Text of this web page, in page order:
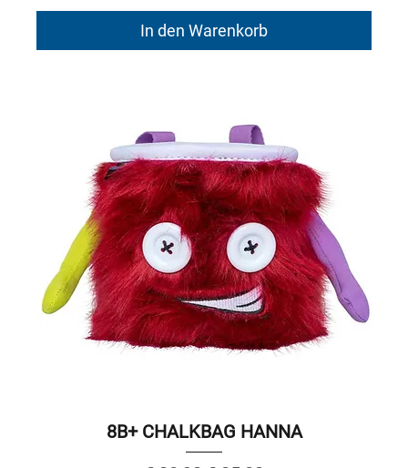
In den Warenkorb
8B+ CHALKBAG HANNA